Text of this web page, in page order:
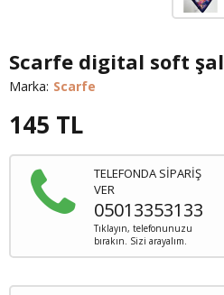
Scarfe digital soft şal
Marka: Scarfe
145 TL
TELEFONDA SİPARİŞ
VER
05013353133
Tıklayın, telefonunuzu
bırakın. Sizi arayalım.